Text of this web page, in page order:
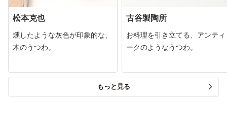
松本克也
燻したような灰色が印象的な、
木のうつわ。
古谷製陶所
お料理を引き立てる、アンティ
ークのようなうつわ。
もっと見る